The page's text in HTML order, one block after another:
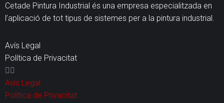
Cetade Pintura Industrial és una empresa especialitzada en
l’aplicació de tot tipus de sistemes per a la pintura industrial.
Avís Legal
Política de Privacitat
Avís Legal
Política de Privacitat